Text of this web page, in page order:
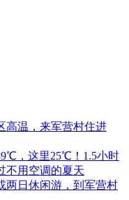
高温，来军营村住进
，这里25℃！1.5小时
不用空调的夏天
两日休闲游，到军营村